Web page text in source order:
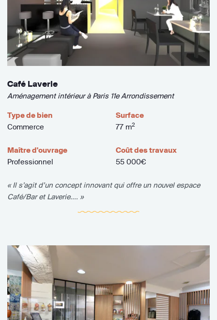
Café Laverie
Aménagement intérieur à Paris 11e Arrondissement
Type de bien
Commerce
Surface
77 m2
Maître d'ouvrage
Professionnel
Coût des travaux
55 000€
« Il s’agit d’un concept innovant qui offre un nouvel espace
Café/Bar et Laverie.... »